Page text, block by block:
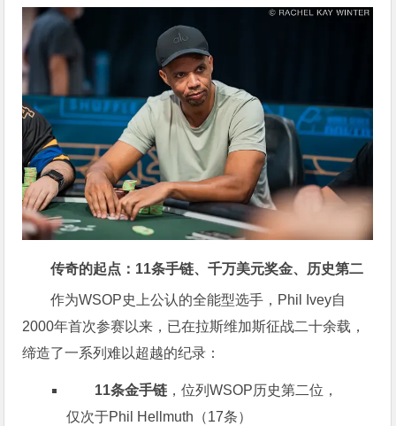
传奇的起点：11条手链、千万美元奖金、历史第二
作为WSOP史上公认的全能型选手，Phil Ivey自
2000年首次参赛以来，已在拉斯维加斯征战二十余载，
缔造了一系列难以超越的纪录：
11条金手链 ，位列WSOP历史第二位，
仅次于Phil Hellmuth（17条）